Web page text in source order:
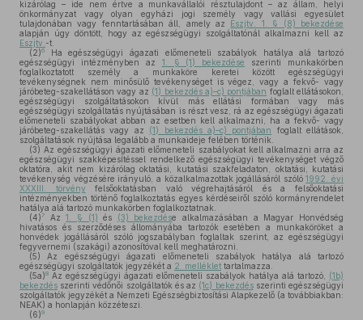
kizárólag – ide nem értve a munkavállalói résztulajdont – az állam, helyi
önkormányzat vagy olyan egyházi jogi személy vagy vallási egyesület
tulajdonában vagy fenntartásában áll, amely az Eszjtv. 1. § (8) bekezdése
alapján úgy döntött, hogy az egészségügyi szolgáltatónál alkalmazni kell az
Eszjtv. -t.
(2)6
Ha egészségügyi ágazati előmeneteli szabályok hatálya alá tartozó
egészségügyi intézményben az 1. § (1) bekezdése
szerinti munkakörben
foglalkoztatott személy a munkaköre keretei között egészségügyi
tevékenységnek nem minősülő tevékenységet is végez, vagy a fekvő- vagy
járóbeteg-szakellátáson vagy az (1) bekezdés a)–c) pontjában foglalt ellátásokon,
egészségügyi szolgáltatásokon kívül más ellátási formában vagy más
egészségügyi szolgáltatás nyújtásában is részt vesz, rá az egészségügyi ágazati
előmeneteli szabályokat abban az esetben kell alkalmazni, ha a fekvő- vagy
járóbeteg-szakellátás vagy az (1) bekezdés a)–c) pontjában
foglalt ellátások,
szolgáltatások nyújtása legalább a munkaideje felében történik.
(3) Az egészségügyi ágazati előmeneteli szabályokat kell alkalmazni arra az
egészségügyi szakképesítéssel rendelkező egészségügyi tevékenységet végző
oktatóra, akit nem kizárólag oktatási, kutatási szakfeladaton, oktatási, kutatási
tevékenység végzésére irányuló, a közalkalmazottak jogállásáról szóló1992. évi
XXXIII. törvény felsőoktatásban való végrehajtásáról és a felsőoktatási
intézményekben történő foglalkoztatás egyes kérdéseiről szóló kormányrendelet
hatálya alá tartozó munkakörben foglalkoztatnak.
(4)7 Az1. § (1) és (3) bekezdése alkalmazásában a Magyar Honvédség
hivatásos és szerződéses állományába tartozók esetében a munkaköröket a
honvédek jogállásáról szóló jogszabályban foglaltak szerint, az egészségügyi
fegyvernemi (szakági) azonosítóval kell meghatározni.
(5) Az egészségügyi ágazati előmeneteli szabályok hatálya alá tartozó
egészségügyi szolgáltatók jegyzékét a 2. melléklet tartalmazza.
(5a)8 Az egészségügyi ágazati előmeneteli szabályok hatálya alá tartozó, (1b)
bekezdés szerinti védőnői szolgáltatók és az (1c) bekezdésszerinti egészségügyi
szolgáltatók jegyzékét a Nemzeti Egészségbiztosítási Alapkezelő (a továbbiakban:
NEAK) a honlapján közzéteszi.
(6)9